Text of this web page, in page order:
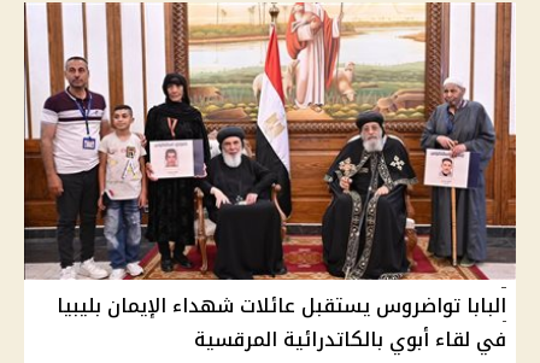
البابا تواضروس يستقبل عائلات شهداء الإيمان بليبيا
في لقاء أبوي بالكاتدرائية المرقسية